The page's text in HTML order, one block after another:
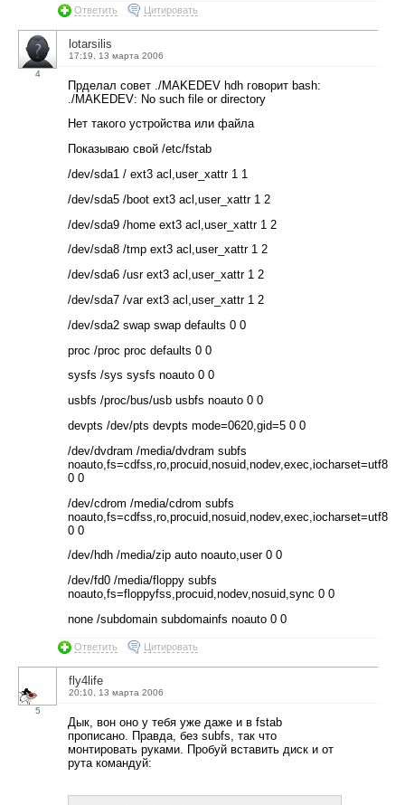
Ответить Цитировать
4
lotarsilis
17:19, 13 марта 2006
Прделал совет ./MAKEDEV hdh говорит bash:
./MAKEDEV: No such file or directory
Нет такого устройства или файла
Показываю свой /etc/fstab
/dev/sda1 / ext3 acl,user_xattr 1 1
/dev/sda5 /boot ext3 acl,user_xattr 1 2
/dev/sda9 /home ext3 acl,user_xattr 1 2
/dev/sda8 /tmp ext3 acl,user_xattr 1 2
/dev/sda6 /usr ext3 acl,user_xattr 1 2
/dev/sda7 /var ext3 acl,user_xattr 1 2
/dev/sda2 swap swap defaults 0 0
proc /proc proc defaults 0 0
sysfs /sys sysfs noauto 0 0
usbfs /proc/bus/usb usbfs noauto 0 0
devpts /dev/pts devpts mode=0620,gid=5 0 0
/dev/dvdram /media/dvdram subfs
noauto,fs=cdfss,ro,procuid,nosuid,nodev,exec,iocharset=utf8
0 0
/dev/cdrom /media/cdrom subfs
noauto,fs=cdfss,ro,procuid,nosuid,nodev,exec,iocharset=utf8
0 0
/dev/hdh /media/zip auto noauto,user 0 0
/dev/fd0 /media/floppy subfs
noauto,fs=floppyfss,procuid,nodev,nosuid,sync 0 0
none /subdomain subdomainfs noauto 0 0
Ответить Цитировать
5
fly4life
20:10, 13 марта 2006
Дык, вон оно у тебя уже даже и в fstab
прописано. Правда, без subfs, так что
монтировать руками. Пробуй вставить диск и от
рута командуй: